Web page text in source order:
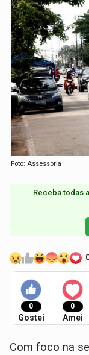
Foto: Assessoria
Receba todas
0
Gostei
0
Amei
Com foco na